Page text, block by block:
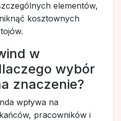
elementów,
kosztownych
w
wybór
znaczenie?
wpływa na
pracowników i